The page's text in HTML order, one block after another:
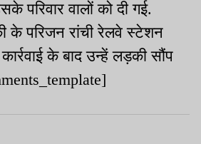
परिवार वालों को दी गई.
के परिजन रांची रेलवे स्टेशन
के बाद उन्हें लड़की सौंप